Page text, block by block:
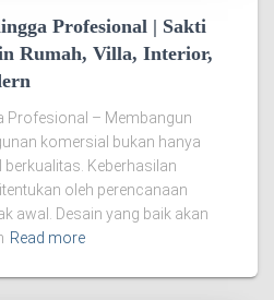
Profesional | Sakti
Rumah, Villa, Interior,
Profesional – Membangun
komersial bukan hanya
Keberhasilan
oleh perencanaan
awal. Desain yang baik akan
Read more